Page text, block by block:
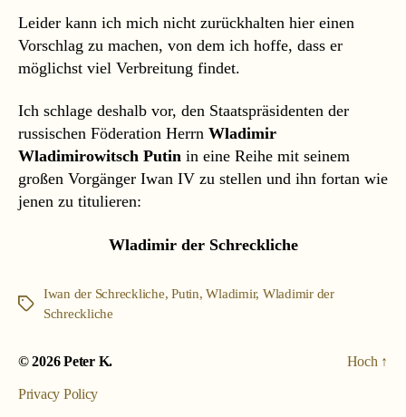
Leider kann ich mich nicht zurückhalten hier einen
Vorschlag zu machen, von dem ich hoffe, dass er
möglichst viel Verbreitung findet.
Ich schlage deshalb vor, den Staatspräsidenten der
russischen Föderation Herrn Wladimir
Wladimirowitsch Putin in eine Reihe mit seinem
großen Vorgänger Iwan IV zu stellen und ihn fortan wie
jenen zu titulieren:
Wladimir der Schreckliche
Schlagwörter
Iwan der Schreckliche,Putin,Wladimir, Wladimir der
Schreckliche
© 2026Peter K.
Privacy Policy
Hoch ↑